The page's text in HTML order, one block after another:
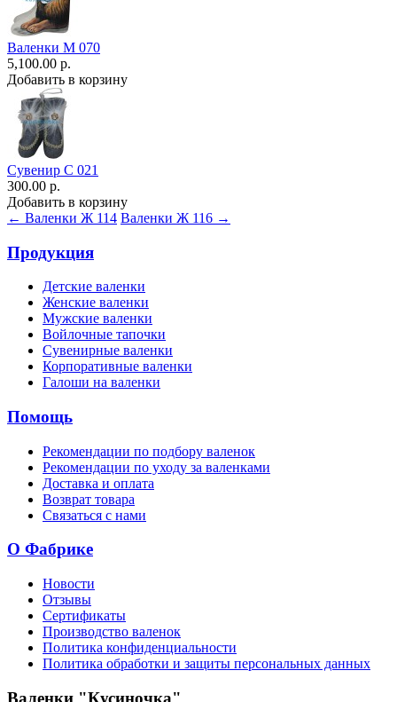
Валенки М 070
5,100.00 р.
Добавить в корзину
Сувенир С 021
300.00 р.
Добавить в корзину
← Валенки Ж 114 Валенки Ж 116 →
Продукция
Детские валенки
Женские валенки
Мужские валенки
Войлочные тапочки
Сувенирные валенки
Корпоративные валенки
Галоши на валенки
Помощь
Рекомендации по подбору валенок
Рекомендации по уходу за валенками
Доставка и оплата
Возврат товара
Связаться с нами
О Фабрике
Новости
Отзывы
Сертификаты
Производство валенок
Политика конфиденциальности
Политика обработки и защиты персональных данных
Валенки "Кусиночка"